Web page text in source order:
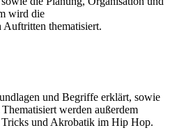
wird die
thematisiert.
und Begriffe erklärt, sowie
werden außerdem
Tricks und Akrobatik im Hip Hop.